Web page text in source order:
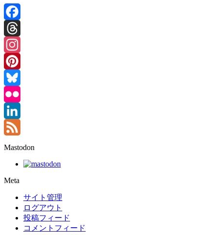
Facebook
Threads
Instagram
Pinterest
Bluesky
Flickr
LinkedIn
Feed
Mastodon
Meta
サイト管理
ログアウト
投稿フィード
コメントフィード